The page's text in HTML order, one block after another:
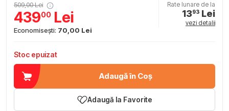
509,00 Lei
43900 Lei
Economisești: 70,00 Lei
Rate lunare de la
1393 Lei
vezi detalii
Stoc epuizat
Adaugă în Coș
Adaugă la Favorite